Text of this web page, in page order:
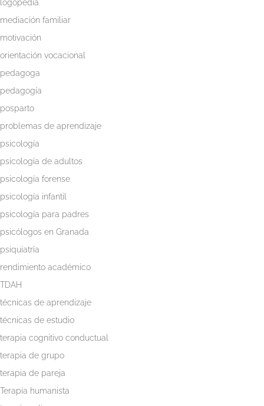
logopedia
mediación familiar
motivación
orientación vocacional
pedagoga
pedagogía
posparto
problemas de aprendizaje
psicología
psicología de adultos
psicología forense
psicología infantil
psicología para padres
psicólogos en Granada
psiquiatría
rendimiento académico
TDAH
técnicas de aprendizaje
técnicas de estudio
terapia cognitivo conductual
terapia de grupo
terapia de pareja
Terapia humanista